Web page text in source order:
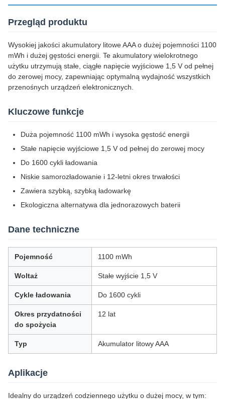
Przegląd produktu
Wysokiej jakości akumulatory litowe AAA o dużej pojemności 1100
mWh i dużej gęstości energii. Te akumulatory wielokrotnego
użytku utrzymują stałe, ciągłe napięcie wyjściowe 1,5 V od pełnej
do zerowej mocy, zapewniając optymalną wydajność wszystkich
przenośnych urządzeń elektronicznych.
Kluczowe funkcje
Duża pojemność 1100 mWh i wysoka gęstość energii
Stałe napięcie wyjściowe 1,5 V od pełnej do zerowej mocy
Do 1600 cykli ładowania
Niskie samorozładowanie i 12-letni okres trwałości
Zawiera szybką, szybką ładowarkę
Ekologiczna alternatywa dla jednorazowych baterii
Dane techniczne
Pojemność 1100 mWh
Woltaż Stałe wyjście 1,5 V
Cykle ładowania Do 1600 cykli
Okres przydatności
do spożycia
12 lat
Typ Akumulator litowy AAA
Aplikacje
Idealny do urządzeń codziennego użytku o dużej mocy, w tym: